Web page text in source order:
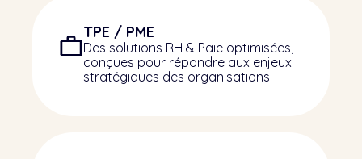
TPE / PME
Des solutions RH & Paie optimisées,
conçues pour répondre aux enjeux
stratégiques des organisations.